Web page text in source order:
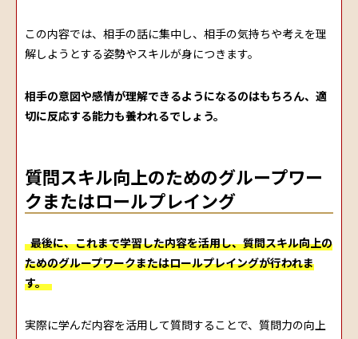
この内容では、相手の話に集中し、相手の気持ちや考えを理
解しようとする姿勢やスキルが身につきます。
相手の意図や感情が理解できるようになるのはもちろん、適
切に反応する能力も養われるでしょう。
質問スキル向上のためのグループワー
クまたはロールプレイング
最後に、これまで学習した内容を活用し、質問スキル向上の
ためのグループワークまたはロールプレイングが行われま
す。
実際に学んだ内容を活用して質問することで、質問力の向上